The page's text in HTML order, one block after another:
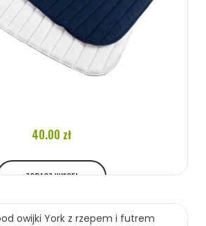
40.00 zł
ZOBACZ WIĘCEJ
owijki York z rzepem i futrem